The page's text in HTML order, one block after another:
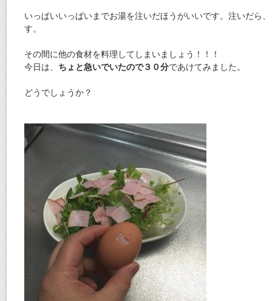
いっぱいいっぱいまでお湯を注いだほうがいいです。注いだら
す。
その間に他の食材を料理してしまいましょう！！！
今日は、 ちょと急いでいたので３０分であけてみました。
どうでしょうか？